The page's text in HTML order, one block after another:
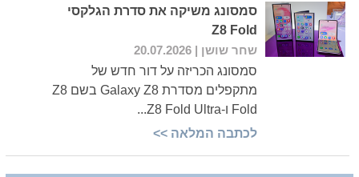
סמסונג משיקה את סדרת הגלקסי
Z8 Fold
שחר שושן | 20.07.2026
סמסונג הכריזה על דור חדש של
מתקפלים מסדרת Galaxy Z8 בשם Z8
Fold ו-Z8 Fold Ultra...
לכתבה המלאה >>